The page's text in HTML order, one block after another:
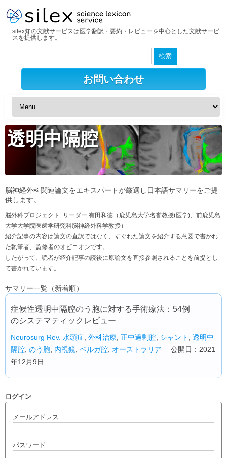
silex知の文献サービスは医学翻訳・要約・レビューを中心とした文献サービ
スを提供します。
検
お問い合わせ
透明中隔腔
脳神経外科関連論文をエキスパートが厳選し日本語サマリーをご提
供します。
脳外科プロジェクト･リーダー 有田和徳（鹿児島大学名誉教授(医学)、前鹿児島
大学大学院医歯学研究科脳神経外科学教授）
紹介記事の内容は論文の直訳ではなく、すぐれた論文を紹介する意図で書かれ
た執筆者、監修者のオピニオンです。
したがって、読者が紹介記事の読後に原論文を直接参照されることを前提とし
て書かれています。
サマリー一覧（新着順）
症候性透明中隔腔のう胞に対する手術療法：54例
のシステマティックレビュー
Neurosurg Rev. 水頭症 外科治療 正中過剰腔 シャント
透明中
隔腔 のう胞 内視鏡 ベルガ腔 オーストラリア 公開日：2021
年12月9日
ログイン
メールアドレス
パスワード